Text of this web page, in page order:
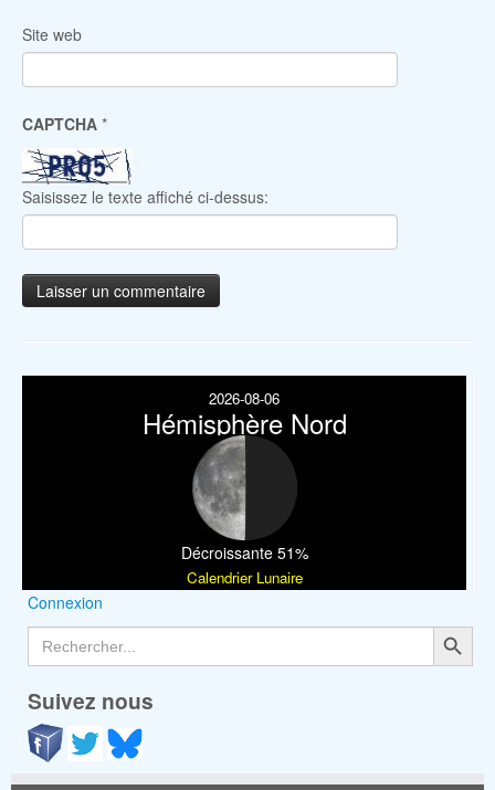
Site web
CAPTCHA *
Saisissez le texte affiché ci-dessus:
2026-08-06
Hémisphère Nord
Décroissante 51%
Calendrier Lunaire
Connexion
Search
for:
Search Button
Suivez nous